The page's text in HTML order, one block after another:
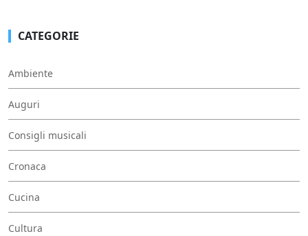
CATEGORIE
Ambiente
Auguri
Consigli musicali
Cronaca
Cucina
Cultura